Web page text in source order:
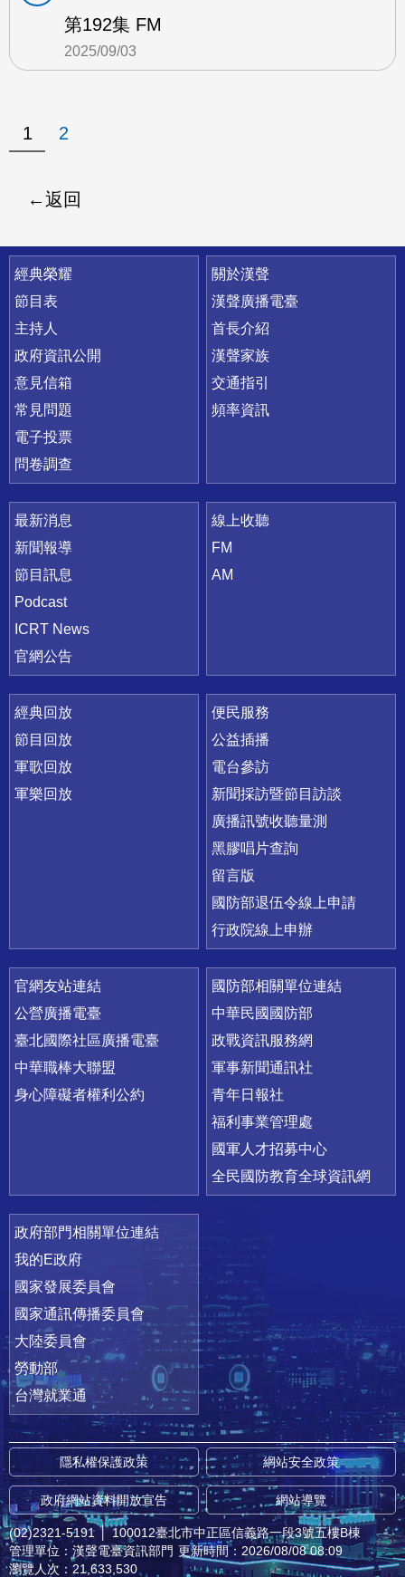
第192集 FM
2025/09/03
1 2
返回
快速連結
經典榮耀
節目表
主持人
政府資訊公開
意見信箱
常見問題
電子投票
問卷調查
關於漢聲
漢聲廣播電臺
首長介紹
漢聲家族
交通指引
頻率資訊
最新消息
新聞報導
節目訊息
Podcast
ICRT News
官網公告
線上收聽
FM
AM
經典回放
節目回放
軍歌回放
軍樂回放
便民服務
公益插播
電台參訪
新聞採訪暨節目訪談
廣播訊號收聽量測
黑膠唱片查詢
留言版
國防部退伍令線上申請
行政院線上申辦
官網友站連結
公營廣播電臺
臺北國際社區廣播電臺
中華職棒大聯盟
身心障礙者權利公約
國防部相關單位連結
中華民國國防部
政戰資訊服務網
軍事新聞通訊社
青年日報社
福利事業管理處
國軍人才招募中心
全民國防教育全球資訊網
政府部門相關單位連結
我的E政府
國家發展委員會
國家通訊傳播委員會
大陸委員會
勞動部
台灣就業通
隱私權保護政策 網站安全政策
政府網站資料開放宣告 網站導覽
(02)2321-5191 │ 100012臺北市中正區信義路一段3號五樓B棟
管理單位：漢聲電臺資訊部門 更新時間：2026/08/08 08:09
瀏覽人次：21,633,530